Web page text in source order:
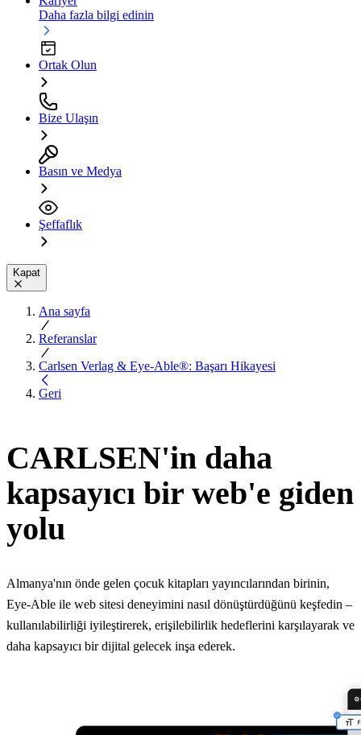
Daha fazla bilgi edinin
Ortak Olun
Bize Ulaşın
Basın ve Medya
Şeffaflık
Kapat
Ana sayfa
Referanslar
Carlsen Verlag & Eye-Able®: Başarı Hikayesi
Geri
CARLSEN'in daha
kapsayıcı bir web'e giden
yolu
Almanya'nın önde gelen çocuk kitapları yayıncılarından birinin,
Eye-Able ile web sitesi deneyimini nasıl dönüştürdüğünü keşfedin –
kullanılabilirliği iyileştirerek, erişilebilirlik hedeflerini karşılayarak ve
daha kapsayıcı bir dijital gelecek inşa ederek.